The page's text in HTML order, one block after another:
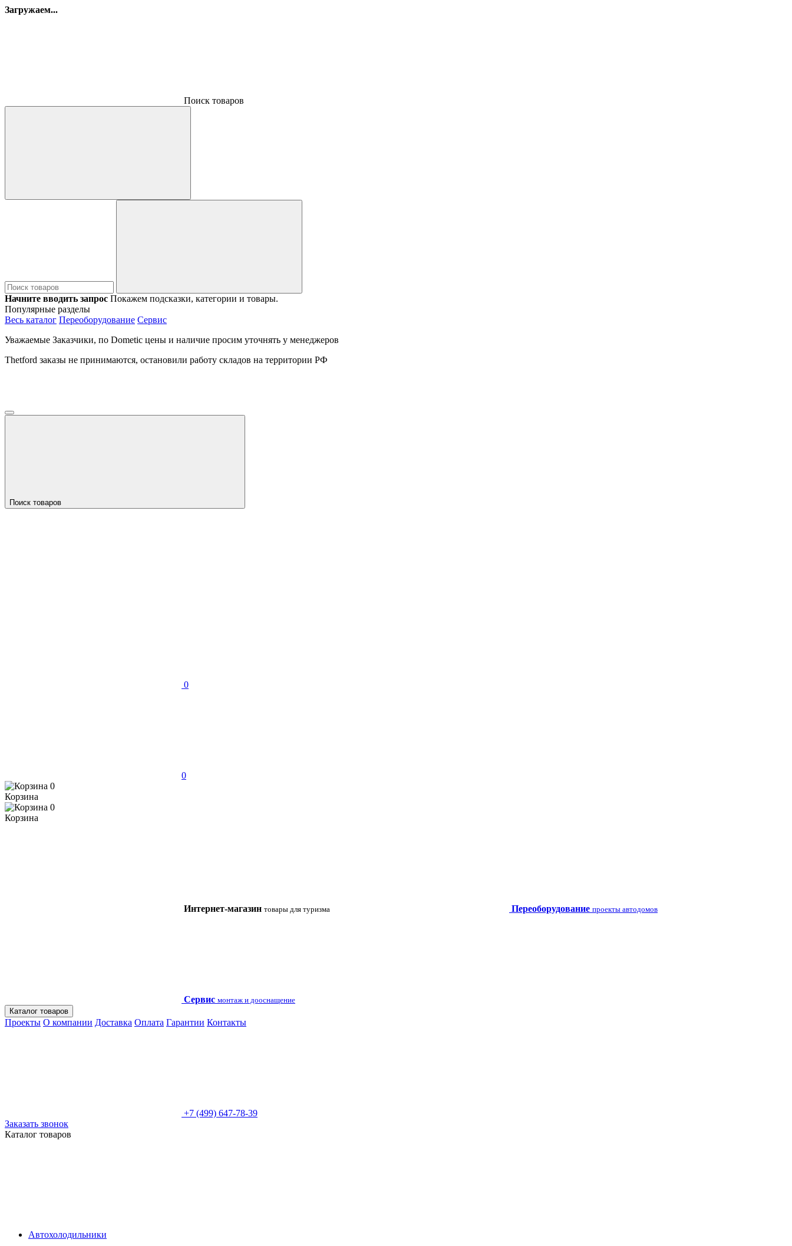
Загружаем...
Поиск товаров
Начните вводить запрос Покажем подсказки, категории и товары.
Популярные разделы
Весь каталог Переоборудование Сервис
Уважаемые Заказчики, по Dometic цены и наличие просим уточнять у менеджеров
Thetford заказы не принимаются, остановили работу складов на территории РФ
Поиск товаров
0
0
0
Корзина
0
Корзина
Интернет-магазин товары для туризма Переоборудование проекты автодомов
Сервис монтаж и дооснащение
Каталог товаров
Проекты О компании Доставка Оплата Гарантии Контакты
+7 (499) 647-78-39
Заказать звонок
Каталог товаров
Автохолодильники